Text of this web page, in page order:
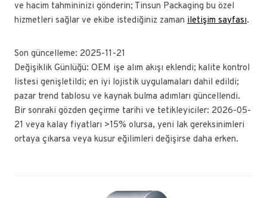
ve hacim tahmininizi gönderin; Tinsun Packaging bu özel
hizmetleri sağlar ve ekibe istediğiniz zaman iletişim sayfası.
Son güncelleme: 2025-11-21
Değişiklik Günlüğü: OEM işe alım akışı eklendi; kalite kontrol
listesi genişletildi; en iyi lojistik uygulamaları dahil edildi;
pazar trend tablosu ve kaynak bulma adımları güncellendi.
Bir sonraki gözden geçirme tarihi ve tetikleyiciler: 2026-05-
21 veya kalay fiyatları >15% olursa, yeni lak gereksinimleri
ortaya çıkarsa veya kusur eğilimleri değişirse daha erken.